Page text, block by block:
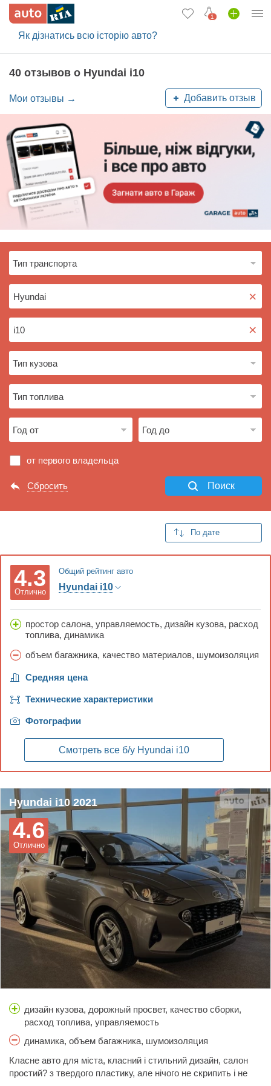
1
Вход в кабинет
Отзывы об авто
Все для авто
Загрузить приложение
Як дізнатись всю історію авто?
40 отзывов о Hyundai i10
×
×
от первого владельца
Сбросить Поиск
Мои отзывы → Добавить отзыв
Отлично
4.3 Общий рейтинг авто
Hyundai i10
простор салона, управляемость, дизайн кузова, расход
топлива, динамика
объем багажника, качество материалов, шумоизоляция
Средняя цена
Технические характеристики
Фотографии
Смотреть все б/у Hyundai i10
Hyundai i10 2021
Отлично
4.6
дизайн кузова, дорожный просвет, качество сборки,
расход топлива, управляемость
динамика, объем багажника, шумоизоляция
Класне авто для міста, класний і стильний дизайн, салон
простий? з твердого пластику, але нічого не скрипить і не